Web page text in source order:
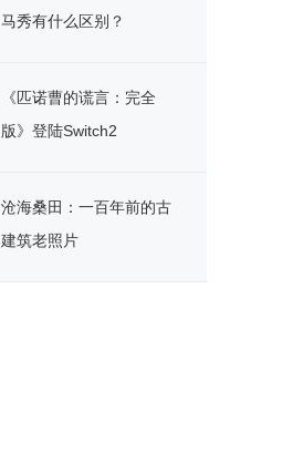
马秀有什么区别？
《匹诺曹的谎言：完全
版》登陆Switch2
沧海桑田：一百年前的古
建筑老照片